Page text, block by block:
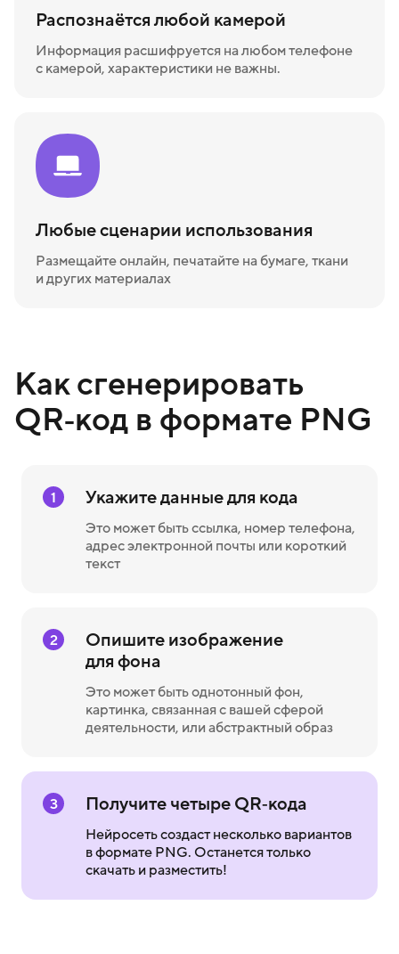
Распознаётся любой камерой
Информация расшифруется на любом телефоне
с камерой, характеристики не важны.
Любые сценарии использования
Размещайте онлайн, печатайте на бумаге, ткани
и других материалах
Как сгенерировать
QR‑код в формате PNG
1 Укажите данные для кода
Это может быть ссылка, номер телефона,
адрес электронной почты или короткий
текст
2
Опишите изображение
для фона
Это может быть однотонный фон,
картинка, связанная с вашей сферой
деятельности, или абстрактный образ
3 Получите четыре QR‑кода
Нейросеть создаст несколько вариантов
в формате PNG. Останется только
скачать и разместить!